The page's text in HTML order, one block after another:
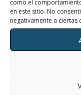
como el
en este sitio. No
negativamente a ciertas
Periferia
¿Cómo curan los